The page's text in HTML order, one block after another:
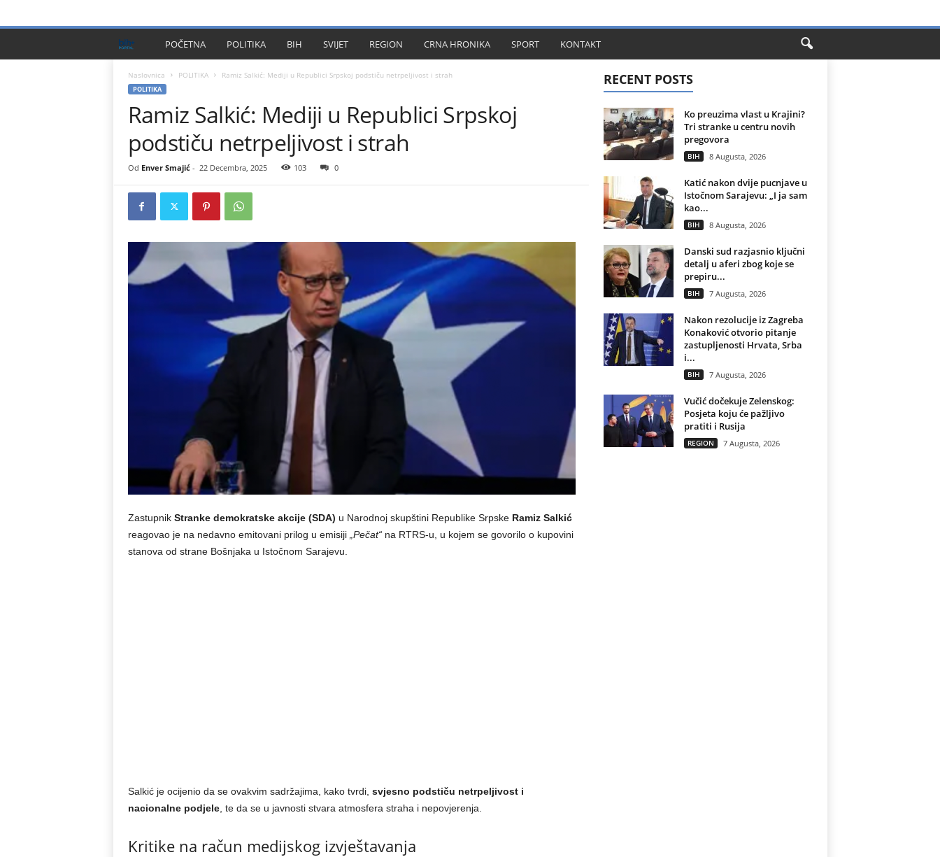
I
l
u
POČETNA POLITIKA BIH SVIJET REGION CRNA HRONIKA SPORT KONTAKT
Naslovnica POLITIKA Ramiz Salkić: Mediji u Republici Srpskoj podstiču netrpeljivost i strah
POLITIKA
Ramiz Salkić: Mediji u Republici Srpskoj
podstiču netrpeljivost i strah
Od Enver Smajić- 22 Decembra, 2025 103 0
Zastupnik Stranke demokratske akcije (SDA) u Narodnoj skupštini Republike Srpske Ramiz Salkić
reagovao je na nedavno emitovani prilog u emisiji „Pečat“na RTRS-u, u kojem se govorilo o kupovini
stanova od strane Bošnjaka u Istočnom Sarajevu.
Salkić je ocijenio da se ovakvim sadržajima, kako tvrdi, svjesno podstiču netrpeljivost i
nacionalne podjele, te da se u javnosti stvara atmosfera straha i nepovjerenja.
Kritike na račun medijskog izvještavanja
RECENT POSTS
Ko preuzima vlast u Krajini?
Tri stranke u centru novih
pregovora
BIH 8 Augusta, 2026
Katić nakon dvije pucnjave u
Istočnom Sarajevu: „I ja sam
kao...
BIH 8 Augusta, 2026
Danski sud razjasnio ključni
detalj u aferi zbog koje se
prepiru...
BIH 7 Augusta, 2026
Nakon rezolucije iz Zagreba
Konaković otvorio pitanje
zastupljenosti Hrvata, Srba
i...
BIH 7 Augusta, 2026
Vučić dočekuje Zelenskog:
Posjeta koju će pažljivo
pratiti i Rusija
REGION 7 Augusta, 2026